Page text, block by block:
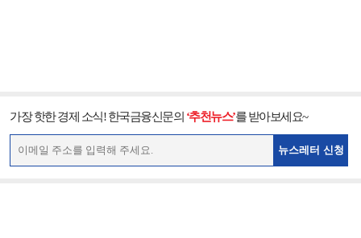
가장 핫한 경제 소식! 한국금융신문의 ‘추천뉴스’를 받아보세요~
뉴스레터 신청